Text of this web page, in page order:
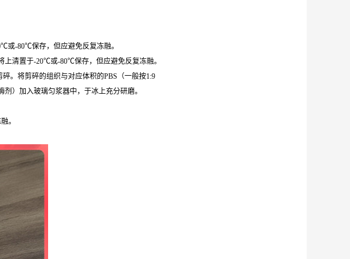
或-80℃保存，但应避免反复冻融。
上清置于-20℃或-80℃保存，但应避免反复冻融。
。将剪碎的组织与对应体积的PBS（一般按1:9
）加入玻璃匀浆器中，于冰上充分研磨。
。